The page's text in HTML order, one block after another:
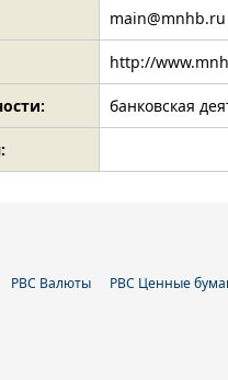
main@mnhb.ru
http://
банковская
РВС Валюты РВС Ценные